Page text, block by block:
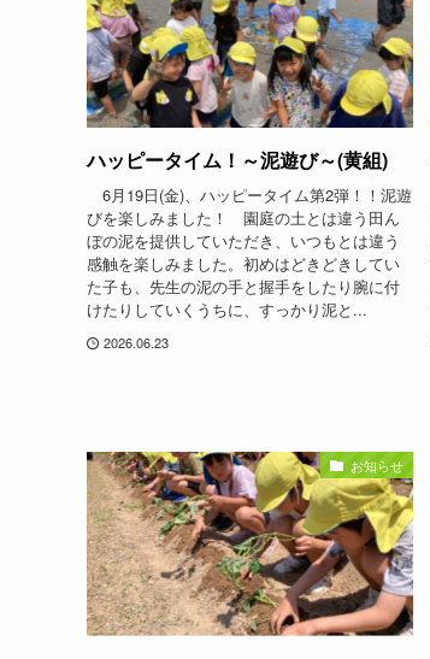
ハッピータイム！～泥遊び～(黄組)
6月19日(金)、ハッピータイム第2弾！！泥遊
びを楽しみました！ 園庭の土とは違う田ん
ぼの泥を提供していただき、いつもとは違う
感触を楽しみました。初めはどきどきしてい
た子も、先生の泥の手と握手をしたり腕に付
けたりしていくうちに、すっかり泥と...
2026.06.23
お知らせ